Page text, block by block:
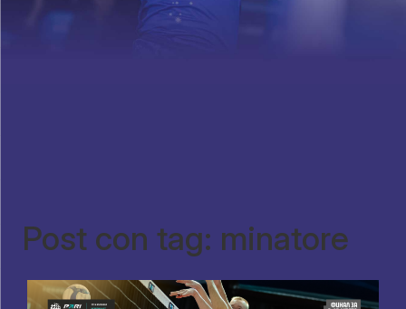
Post con tag: minatore